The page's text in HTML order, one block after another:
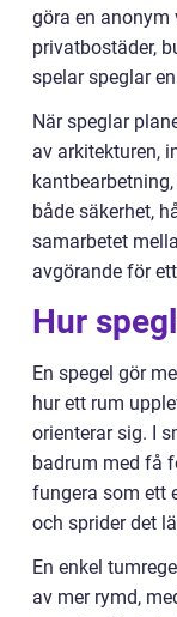
göra en
privatbostäder,
spelar speglar
När speglar
av arkitekturen,
både säkerhet,
samarbetet
avgörande för
Hur
En spegel gör
hur ett rum
orienterar sig. I
badrum med få
fungera som ett
och sprider det
En enkel
av mer rymd,